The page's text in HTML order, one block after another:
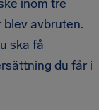
inom tre
avbruten.
ska få
du får i